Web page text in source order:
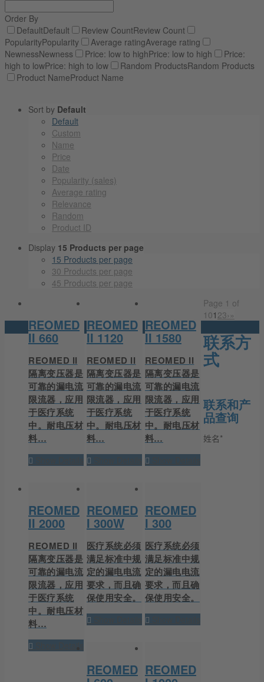
Order By
DefaultDefault Review CountReview Count
PopularityPopularity Average ratingAverage rating
NewnessNewness Price: low to highPrice: low to high
Price:
high to lowPrice: high to low Random ProductsRandom Products
Product NameProduct Name
Sort by Default
Default
Custom
Name
Price
Date
Popularity (sales)
Average rating
Relevance
Random
Product ID
Display 15 Products per page
15 Products per page
30 Products per page
45 Products per page
REOMED
II 660
REOMED II
隔离变压器是
可靠的漏电流
限流器，应用
于医疗系统
中。耐电压材
料…
REOMED
II 1120
REOMED II
隔离变压器是
可靠的漏电流
限流器，应用
于医疗系统
中。耐电压材
料…
REOMED
II 1580
REOMED II
隔离变压器是
可靠的漏电流
限流器，应用
于医疗系统
中。耐电压材
料…
REOMED
II 2000
REOMED II
隔离变压器是
可靠的漏电流
限流器，应用
于医疗系统
中。耐电压材
料…
Show Details
REOMED
I 300W
医疗系统必须
满足标准中规
定的漏电电流
要求，而且确
保使用安全。
REOMED
I 300
医疗系统必须
满足标准中规
定的漏电电流
要求，而且确
保使用安全。
REOMED REOMED
Page 1 of
101 23› »
联系方
式
联系和产
品查询
姓名*